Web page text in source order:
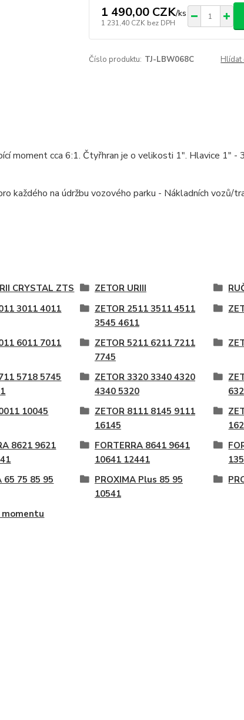
1 490,00 CZK/ks
1 231,40 CZK bez DPH
Číslo produktu: TJ-LBW068C Hlídat
moment cca 6:1. Čtyřhran je o velikosti 1". Hlavice 1" -
každého na údržbu vozového parku - Nákladních vozů/
CRYSTAL ZTS ZETOR URIII
3011 4011
ZETOR 2511 3511 4511
3545 4611
6011 7011
ZETOR 5211 6211 7211
7745
5718 5745
ZETOR 3320 3340 4320
4340 5320
10045
ZETOR 8111 8145 9111
16145
8621 9621
FORTERRA 8641 9641
10641 12441
135
65 75 85 95
PROXIMA Plus 85 95
10541
momentu